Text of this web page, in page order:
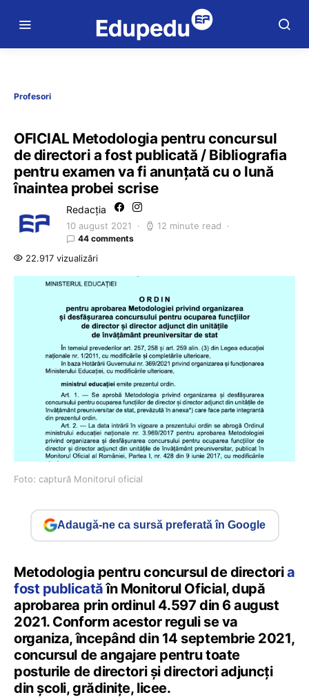
Profesori
OFICIAL Metodologia pentru concursul
de directori a fost publicată / Bibliografia
pentru examen va fi anunțată cu o lună
înaintea probei scrise
Redacția
10 august 2021 12 minute read
44 comments
22.917 vizualizări
Foto: captură Monitorul oficial
Adaugă-ne ca sursă preferată în Google
Metodologia pentru concursul de directoria
fost publicatăîn Monitorul Oficial, după
aprobarea prin ordinul 4.597 din 6 august
2021. Conform acestor reguli se va
organiza, începând din 14 septembrie 2021,
concursul de angajare pentru toate
posturile de directori și directori adjuncți
din școli, grădinițe, licee.